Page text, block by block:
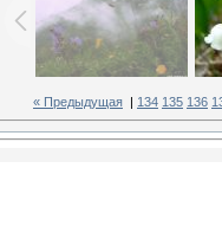
« Предыдущая 134 135 136